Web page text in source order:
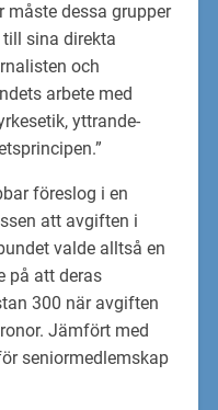
måste dessa grupper
sina direkta
och
arbete med
yttrande-
föreslog i en
att avgiften i
valde alltså en
på att deras
300 när avgiften
Jämfört med
seniormedlemskap